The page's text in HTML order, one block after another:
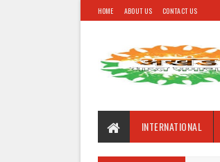
HOME ABOUT US CONTACT US
INTERNATIONAL